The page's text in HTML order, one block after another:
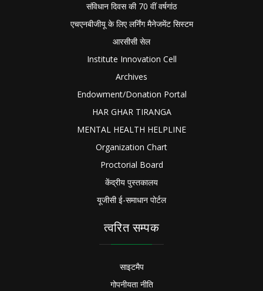
संविधान दिवस की 70 वीं वर्षगांठ
एचएनबीजीयू के लिए लर्निंग मैनेजमेंट सिस्टम
आरसीसी सेल
Institute Innovation Cell
Archives
Endowment/Donation Portal
HAR GHAR TIRANGA
MENTAL HEALTH HELPLINE
Organization Chart
Proctorial Board
केंद्रीय पुस्तकालय
यूजीसी ई-समाधान पोर्टल
त्वरित सम्पक
साइटमैप
गोपनीयता नीति